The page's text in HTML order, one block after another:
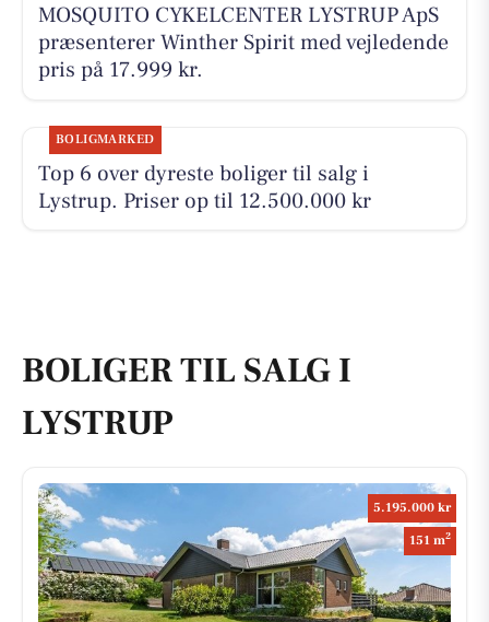
MOSQUITO CYKELCENTER LYSTRUP ApS
præsenterer Winther Spirit med vejledende
pris på 17.999 kr.
BOLIGMARKED
Top 6 over dyreste boliger til salg i
Lystrup. Priser op til 12.500.000 kr
BOLIGER TIL SALG I
LYSTRUP
5.195.000 kr
151 m2